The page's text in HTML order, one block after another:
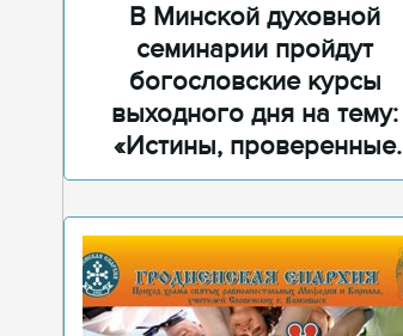
В Минской духовной
семинарии пройдут
богословские курсы
выходного дня на тему:
«Истины, проверенные
временем»